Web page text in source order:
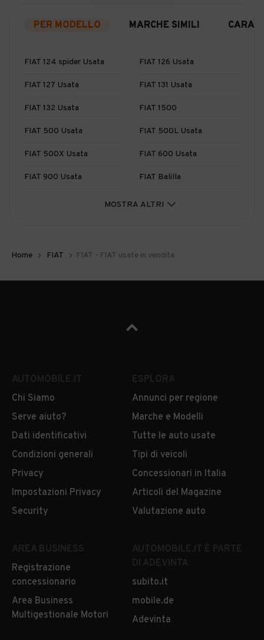
PER MODELLO MARCHE SIMILI
FIAT 124 spider Usata FIAT 126 Usata
FIAT 127 Usata FIAT 131 Usata
FIAT 132 Usata FIAT 1500
FIAT 500 Usata FIAT 500L Usata
FIAT 500X Usata FIAT 600 Usata
FIAT 900 Usata FIAT Balilla
FIAT Brava
FIAT Coupé Usata
FIAT Multipla Usata FIAT Panda Usata
FIAT Punto Evo Usata FIAT Punto Usata
FIAT Sedici Usata
FIAT Seicento Usata FIAT Stilo Usata
FIAT Strada Usata FIAT Talento Usata
FIAT Topolino
FIAT Uno Usata
MOSTRA ALTRI
Home FIAT FIAT - FIAT usate in vendita
Chi Siamo
Serve aiuto?
Dati identificativi
Condizioni generali
Privacy
Impostazioni Privacy
Security
Annunci per regione
Marche e Modelli
Tutte le auto usate
Tipi di veicoli
Concessionari in Italia
Articoli del Magazine
Valutazione auto
Registrazione
concessionario
Area Business
Multigestionale Motori
subito.it
mobile.de
Adevinta